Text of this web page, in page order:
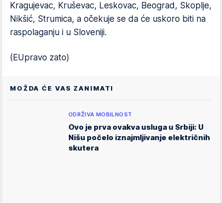
Kragujevac, Kruševac, Leskovac, Beograd, Skoplje,
Nikšić, Strumica, a očekuje se da će uskoro biti na
raspolaganju i u Sloveniji.
(EUpravo zato)
MOŽDA ĆE VAS ZANIMATI
ODRŽIVA MOBILNOST
Ovo je prva ovakva usluga u Srbiji: U
Nišu počelo iznajmljivanje električnih
skutera